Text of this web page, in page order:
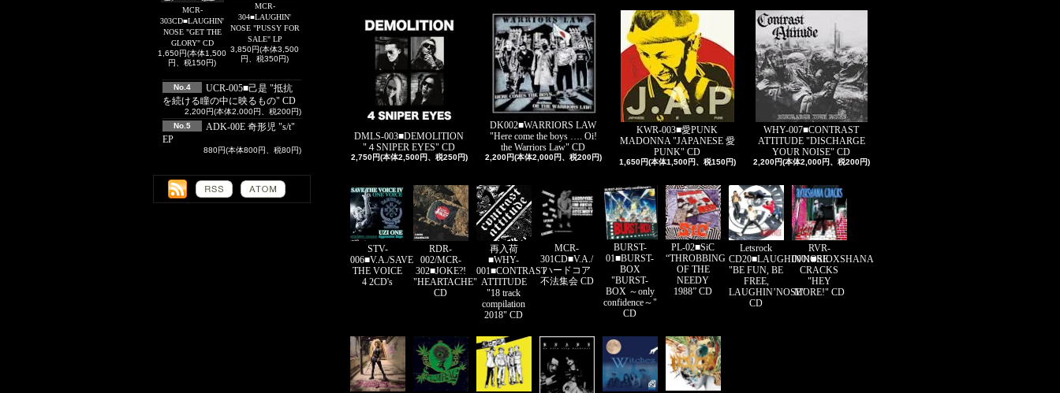
MCR-
303CD■LAUGHIN'
NOSE "GET THE
GLORY" CD
1,650円(本体1,500
円、税150円)
MCR-
304■LAUGHIN'
NOSE "PUSSY FOR
SALE" LP
3,850円(本体3,500
円、税350円)
No.4
UCR-005■己是 "抵抗
を続ける瞳の中に映るもの" CD
2,200円(本体2,000円、税200円)
No.5
ADK-00E 奇形児 "s/t"
EP
880円(本体800円、税80円)
DMLS-003■DEMOLITION
"４SNIPER EYES" CD
2,750円(本体2,500円、税250円)
DK002■WARRIORS LAW
"Here come the boys …. Oi!
the Warriors Law" CD
2,200円(本体2,000円、税200円)
KWR-003■愛PUNK
MADONNA "JAPANESE 愛
PUNK" CD
1,650円(本体1,500円、税150円)
WHY-007■CONTRAST
ATTITUDE "DISCHARGE
YOUR NOISE" CD
2,200円(本体2,000円、税200円)
STV-
006■V.A./SAVE
THE VOICE
4 2CD's
RDR-
002/MCR-
302■JOKE?!
"HEARTACHE"
CD
再入荷
■WHY-
001■CONTRAST
ATTITUDE
"18 track
compilation
2018" CD
MCR-
301CD■V.A./
ハードコア
不法集会 CD
BURST-
01■BURST-
BOX
"BURST-
BOX ～only
confidence～"
CD
PL-02■SiC
“THROBBING
OF THE
NEEDY
1988” CD
Letsrock
CD20■LAUGHIN'NOSE
"BE FUN, BE
FREE,
LAUGHIN’NOSE"
CD
RVR-
0001■RIOXSHANA
CRACKS
"HEY
MORE!" CD